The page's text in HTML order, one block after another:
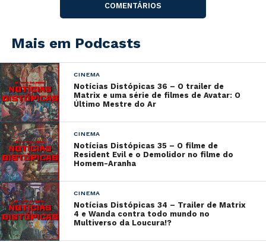
Castbox
iTunes
Overcast
Blocos do Podcast:
Forza Horizon 4 (00:01:47)
The Swords of Ditto (00:22:10)
Life is Strange (00:37:30)
Observation (00:52:21)
Participantes:
Daniel Coutinho (@danielcoutinho_)
COMENTÁRIOS
Mais em Podcasts
CINEMA
Notícias Distópicas 36 – O trailer de
Matrix e uma série de filmes de Avatar: O
Último Mestre do Ar
CINEMA
Notícias Distópicas 35 – O filme de
Resident Evil e o Demolidor no filme do
Homem-Aranha
CINEMA
Notícias Distópicas 34 – Trailer de Matrix
4 e Wanda contra todo mundo no
Multiverso da Loucura!?